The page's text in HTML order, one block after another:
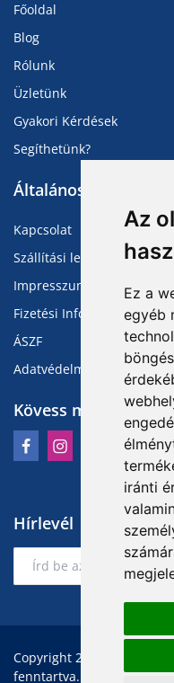
Az
Ez a
egyéb
iránti
Főoldal
Blog
Rólunk
Üzletünk
Gyakori Kérdések
Segíthetünk?
Általános Információk
Kapcsolat
Szállítási lehetőségek
Impresszum
Fizetési Információk
ÁSZF
Adatvédelmi Tájékoztató
Kövess minket
Hírlevél
Copyright 2026
fenntartva.